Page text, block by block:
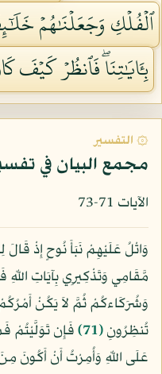
ٱلۡفُلۡكِ وَجَعَلۡنَٰهُمۡ
بِـَٔايَٰتِنَاۖ فَٱنظُرۡ كَيۡفَ
۞ التفسير
مجمع البيان في
الآيات 71-73
وَاتْلُ عَلَيْهِمْ نَبَأَ نُوحٍ إِذْ
مَّقَامِي وَتَذْكِيرِي بِآيَاتِ
وَشُرَكَاءكُمْ ثُمَّ لاَ يَكُنْ
تُنظِرُونِ﴿71﴾
فَإِن تَوَلَّيْتُمْ
عَلَى اللّهِ وَأُمِرْتُ أَنْ أَكُونَ